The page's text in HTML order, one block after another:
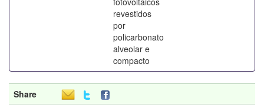
revestidos
por
policarbonato
alveolar e
compacto
Share